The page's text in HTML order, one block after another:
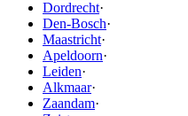
Dordrecht·
Den-Bosch·
Maastricht·
Apeldoorn·
Leiden·
Alkmaar·
Zaandam·